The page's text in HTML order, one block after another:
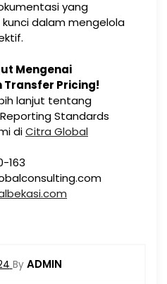
yang
dalam mengelola
Mengenai
Transfer Pricing!
lanjut tentang
Standards
diCitra Global
163
By ADMIN